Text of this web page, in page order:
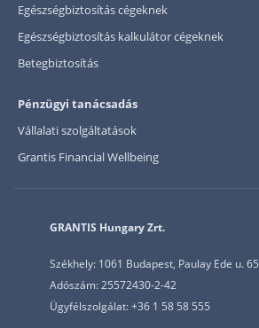
Egészségbiztosítás cégeknek
Egészségbiztosítás kalkulátor cégeknek
Betegbiztosítás
Pénzügyi tanácsadás
Vállalati szolgáltatások
Grantis Financial Wellbeing
GRANTIS Hungary Zrt.
Székhely: 1061 Budapest, Paulay Ede u. 65
Adószám: 25572430-2-42
Ügyfélszolgálat: +36 1 58 58 555